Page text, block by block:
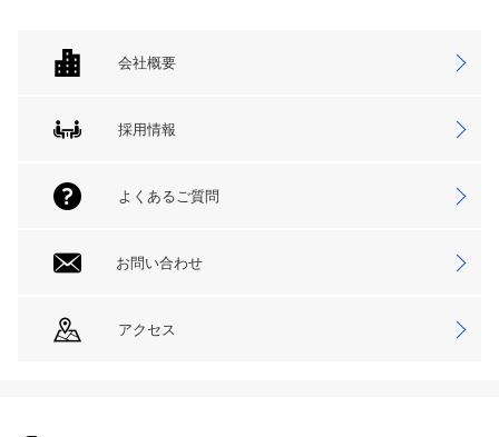
会社概要
採用情報
よくあるご質問
お問い合わせ
アクセス